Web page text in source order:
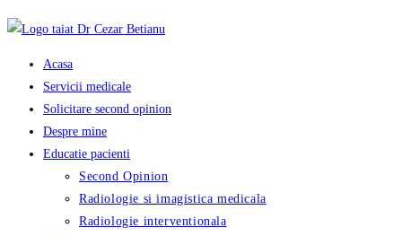
Skip
content Acasa
Servicii medicale
Solicitare second opinion
Despre mine
Educatie pacienti
Second Opinion
Radiologie si imagistica medicala
Radiologie interventionala